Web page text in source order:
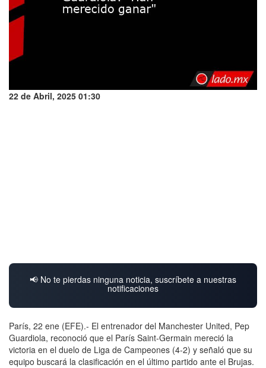
22 de Abril, 2025 01:30
📢 No te pierdas ninguna noticia, suscríbete a nuestras
notificaciones
París, 22 ene (EFE).- El entrenador del Manchester United, Pep
Guardiola, reconoció que el París Saint-Germain mereció la
victoria en el duelo de Liga de Campeones (4-2) y señaló que su
equipo buscará la clasificación en el último partido ante el Brujas.